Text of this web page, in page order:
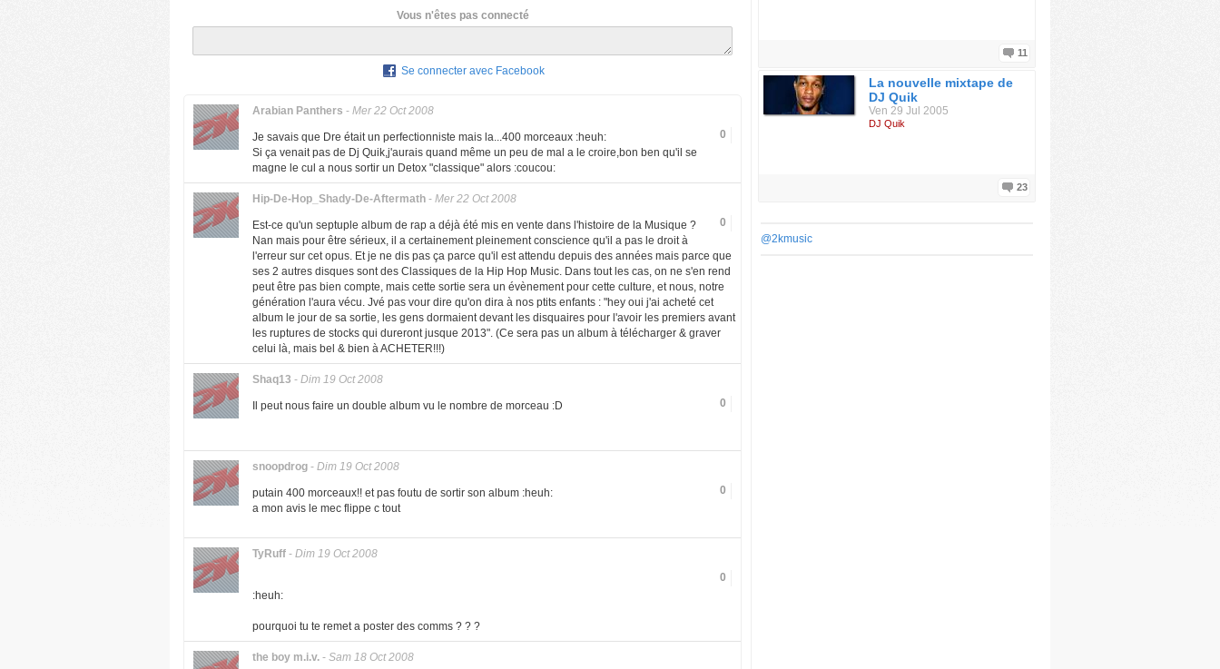
Vous n'êtes pas connecté
Se connecter avec Facebook
Arabian Panthers - Mer 22 Oct 2008
0
Je savais que Dre était un perfectionniste mais la...400 morceaux :heuh:
Si ça venait pas de Dj Quik,j'aurais quand même un peu de mal a le croire,bon ben qu'il se
magne le cul a nous sortir un Detox "classique" alors :coucou:
Hip-De-Hop_Shady-De-Aftermath - Mer 22 Oct 2008
0
Est-ce qu'un septuple album de rap a déjà été mis en vente dans l'histoire de la Musique ?
Nan mais pour être sérieux, il a certainement pleinement conscience qu'il a pas le droit à
l'erreur sur cet opus. Et je ne dis pas ça parce qu'il est attendu depuis des années mais parce que
ses 2 autres disques sont des Classiques de la Hip Hop Music. Dans tout les cas, on ne s'en rend
peut être pas bien compte, mais cette sortie sera un évènement pour cette culture, et nous, notre
génération l'aura vécu. Jvé pas vour dire qu'on dira à nos ptits enfants : "hey oui j'ai acheté cet
album le jour de sa sortie, les gens dormaient devant les disquaires pour l'avoir les premiers avant
les ruptures de stocks qui dureront jusque 2013". (Ce sera pas un album à télécharger & graver
celui là, mais bel & bien à ACHETER!!!)
Shaq13 - Dim 19 Oct 2008
0
Il peut nous faire un double album vu le nombre de morceau :D
snoopdrog - Dim 19 Oct 2008
0
putain 400 morceaux!! et pas foutu de sortir son album :heuh:
a mon avis le mec flippe c tout
TyRuff - Dim 19 Oct 2008
0
:heuh:
pourquoi tu te remet a poster des comms ? ? ?
the boy m.i.v. - Sam 18 Oct 2008
11
La nouvelle mixtape de
DJ Quik
Ven 29 Jul 2005
DJ Quik
23
@2kmusic